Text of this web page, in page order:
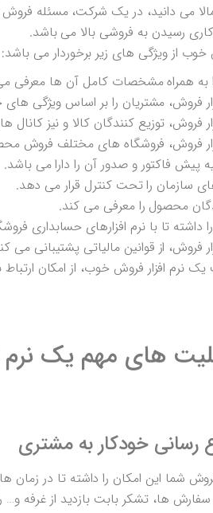
می دانید، در یک شرکت، مسئله
رسیدن به فروشی بالا می باشد.
خوب از ویژگی های زیر برخوردار می باشد:
به همراه مشخصات کامل آن ها معرفی
فروش، مشتریان را بر اساس ویژگی
فروش، توزیع کنندگان کالا و نیز
فروش، فروشگاه های مختلف فروش
پیش فاکتور و صدور آن را دارا می باشد.
سازمان را تحت کنترل قرار می دهد.
محصول را معرفی می کند.
داشته تا با نرم افزارهای حسابداری
فروش، از قوانین مالیاتی پشتیبانی می
نرم افزار فروش خوب، از امکان
های مهم یک نرم
رسانی خودکار به مشتری
شما این امکان را داشته تا در
ها، تشکر بابت بازدید از غرفه